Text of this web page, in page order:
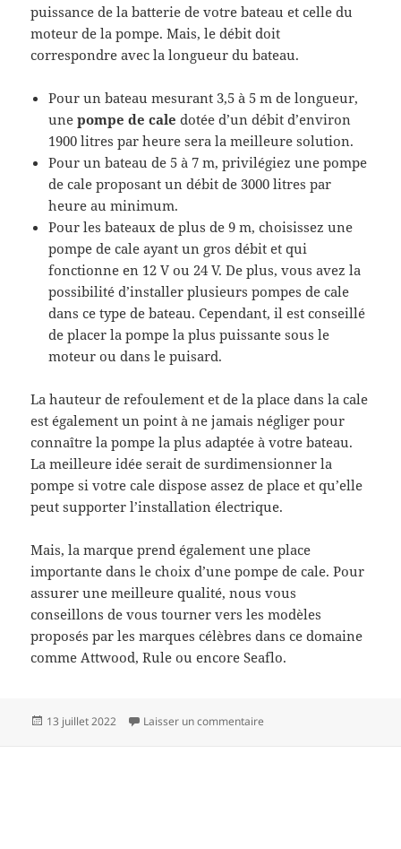
puissance de la batterie de votre bateau et celle du
moteur de la pompe. Mais, le débit doit
correspondre avec la longueur du bateau.
Pour un bateau mesurant 3,5 à 5 m de longueur,
unepompe de cale dotée d’un débit d’environ
1900 litres par heure sera la meilleure solution.
Pour un bateau de 5 à 7 m, privilégiez une pompe
de cale proposant un débit de 3000 litres par
heure au minimum.
Pour les bateaux de plus de 9 m, choisissez une
pompe de cale ayant un gros débit et qui
fonctionne en 12 V ou 24 V. De plus, vous avez la
possibilité d’installer plusieurs pompes de cale
dans ce type de bateau. Cependant, il est conseillé
de placer la pompe la plus puissante sous le
moteur ou dans le puisard.
La hauteur de refoulement et de la place dans la cale
est également un point à ne jamais négliger pour
connaître la pompe la plus adaptée à votre bateau.
La meilleure idée serait de surdimensionner la
pompe si votre cale dispose assez de place et qu’elle
peut supporter l’installation électrique.
Mais, la marque prend également une place
importante dans le choix d’une pompe de cale. Pour
assurer une meilleure qualité, nous vous
conseillons de vous tourner vers les modèles
proposés par les marques célèbres dans ce domaine
comme Attwood, Rule ou encore Seaflo.
Publié
13 juillet 2022 Laisser un commentaire